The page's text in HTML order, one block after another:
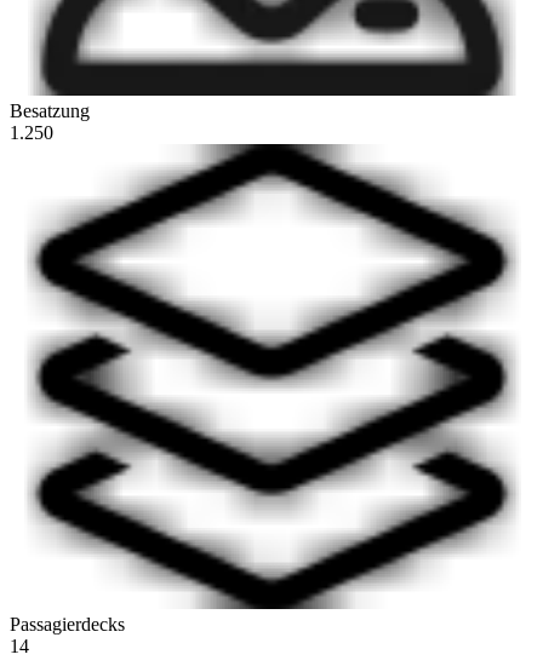
Besatzung
1.250
Passagierdecks
14